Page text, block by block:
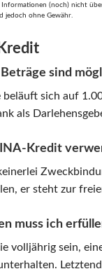
Informationen (noch) nicht
jedoch ohne Gewähr.
sind
sich auf
als
Kredit
er steht zur
muss ich
volljährig sein,